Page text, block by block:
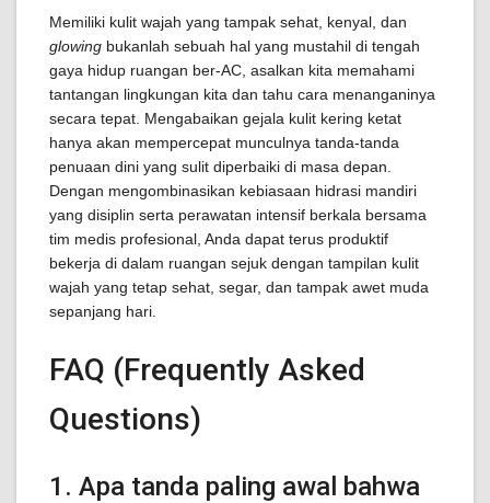
Memiliki kulit wajah yang tampak sehat, kenyal, dan
glowing bukanlah sebuah hal yang mustahil di tengah
gaya hidup ruangan ber-AC, asalkan kita memahami
tantangan lingkungan kita dan tahu cara menanganinya
secara tepat. Mengabaikan gejala kulit kering ketat
hanya akan mempercepat munculnya tanda-tanda
penuaan dini yang sulit diperbaiki di masa depan.
Dengan mengombinasikan kebiasaan hidrasi mandiri
yang disiplin serta perawatan intensif berkala bersama
tim medis profesional, Anda dapat terus produktif
bekerja di dalam ruangan sejuk dengan tampilan kulit
wajah yang tetap sehat, segar, dan tampak awet muda
sepanjang hari.
FAQ (Frequently Asked
Questions)
1. Apa tanda paling awal bahwa